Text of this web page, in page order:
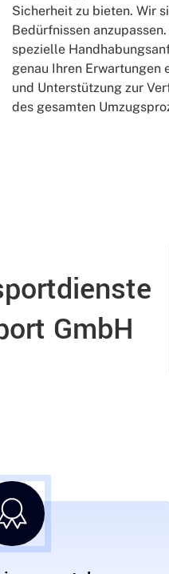
Sicherheit zu bieten. Wir
Bedürfnissen
spezielle
genau Ihren Erwartungen
und Unterstützung zur
des gesamten
GmbH